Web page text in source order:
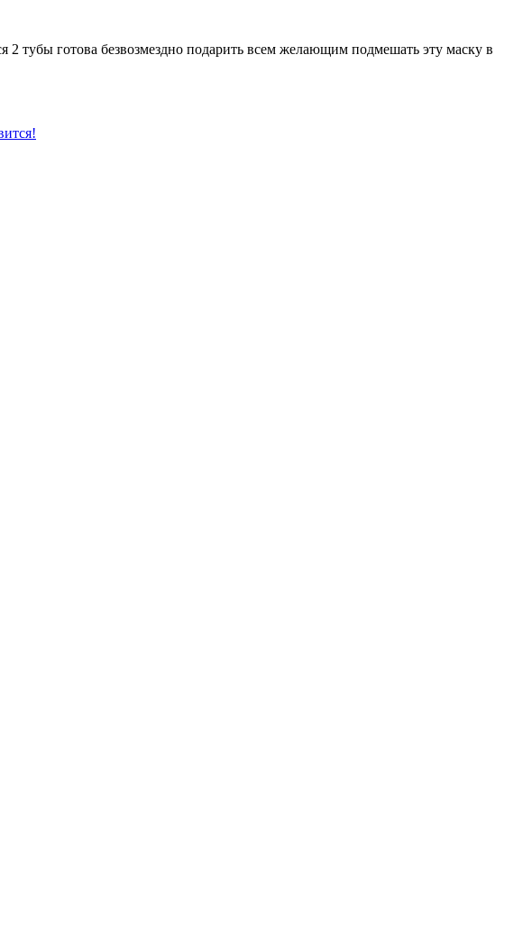
тубы готова безвозмездно подарить всем желающим подмешать эту маску в